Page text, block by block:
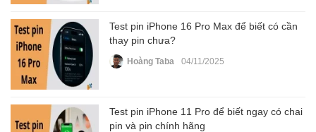
Test pin iPhone 16 Pro Max để biết có cần
thay pin chưa?
Hoàng Taba 04/11/2025
Test pin iPhone 11 Pro để biết ngay có chai
pin và pin chính hãng